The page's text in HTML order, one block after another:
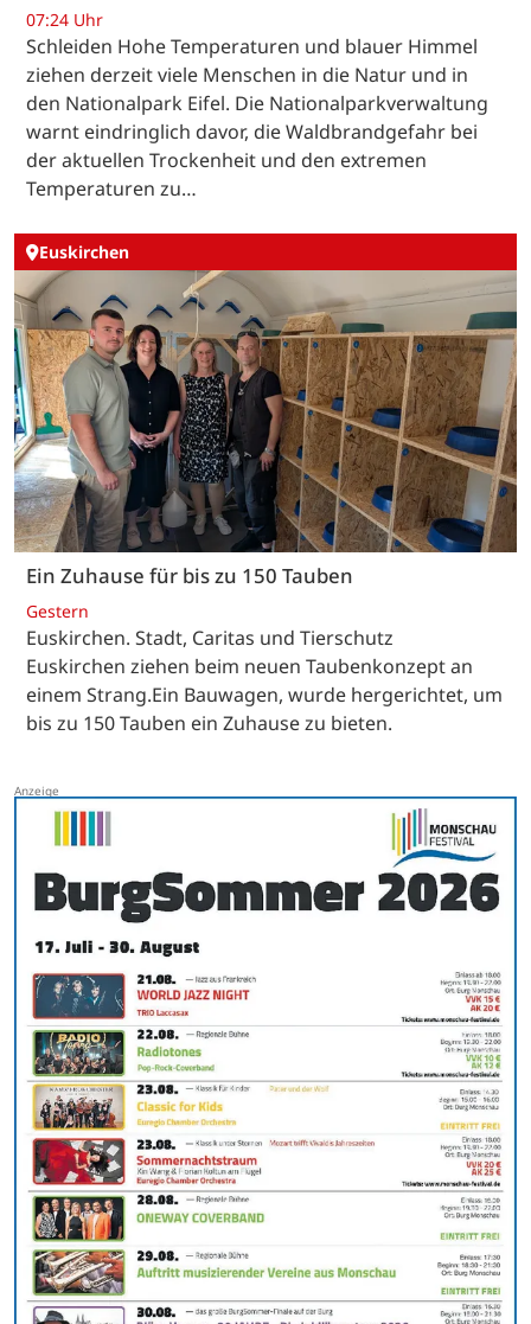
07:24 Uhr
Schleiden Hohe Temperaturen und blauer Himmel
ziehen derzeit viele Menschen in die Natur und in
den Nationalpark Eifel. Die Nationalparkverwaltung
warnt eindringlich davor, die Waldbrandgefahr bei
der aktuellen Trockenheit und den extremen
Temperaturen zu…
Euskirchen
Ein Zuhause für bis zu 150 Tauben
Gestern
Euskirchen. Stadt, Caritas und Tierschutz
Euskirchen ziehen beim neuen Taubenkonzept an
einem Strang.Ein Bauwagen, wurde hergerichtet, um
bis zu 150 Tauben ein Zuhause zu bieten.